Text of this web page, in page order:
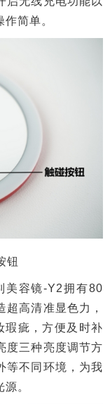
简单。
钮
容镜-Y2拥有80
高清准显色力，
瑕疵，方便及时补
度三种亮度调节方
等不同环境，为我
。